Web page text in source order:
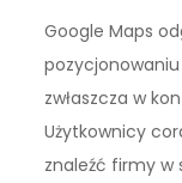
Google Maps
zwłaszcza w
Użytkownicy
znaleźć firmy w